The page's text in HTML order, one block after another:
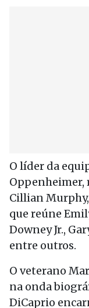
O líder da
Oppenheimer,
Cillian
que reúne
Downey Jr.,
entre outros.
O veterano
na onda
DiCaprio